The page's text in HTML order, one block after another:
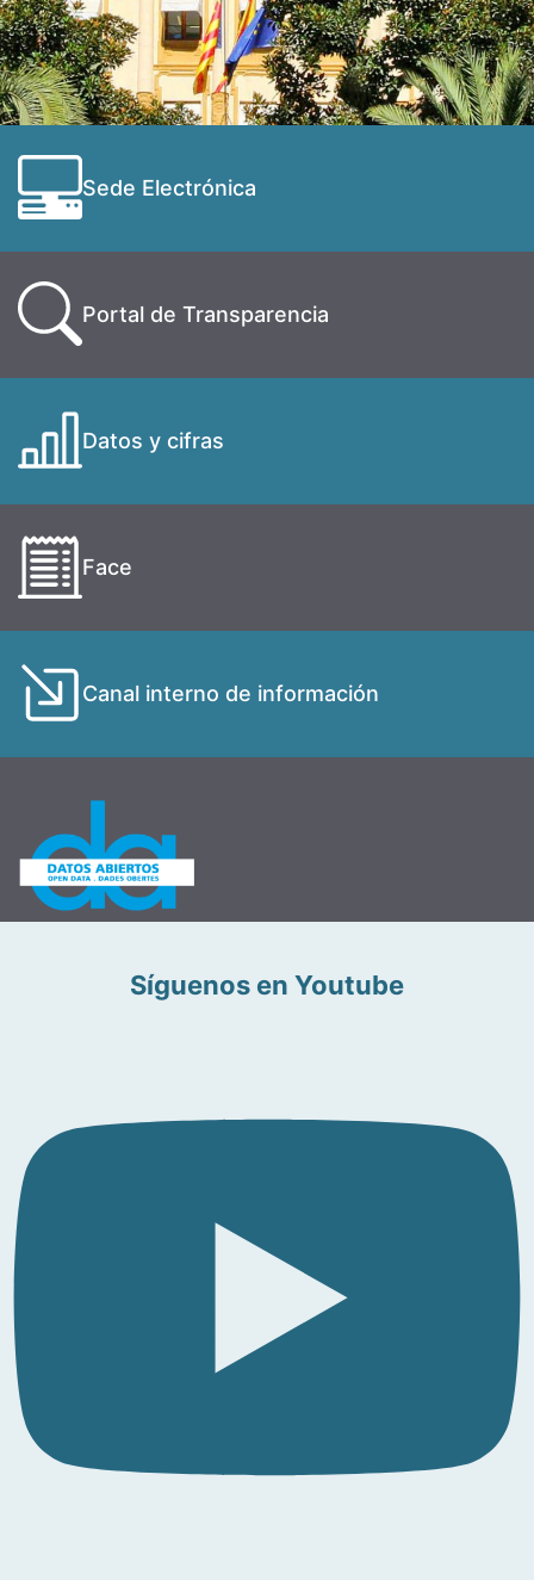
Sede Electrónica
Portal de Transparencia
Datos y cifras
Face
Canal interno de información
Síguenos en Youtube